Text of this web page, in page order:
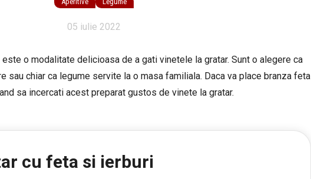
05 iulie 2022
o modalitate delicioasa de a gati vinetele la gratar. Sunt o alegere ca
sau chiar ca legume servite la o masa familiala. Daca va place branza feta
sa incercati acest preparat gustos de vinete la gratar.
cu feta si ierburi